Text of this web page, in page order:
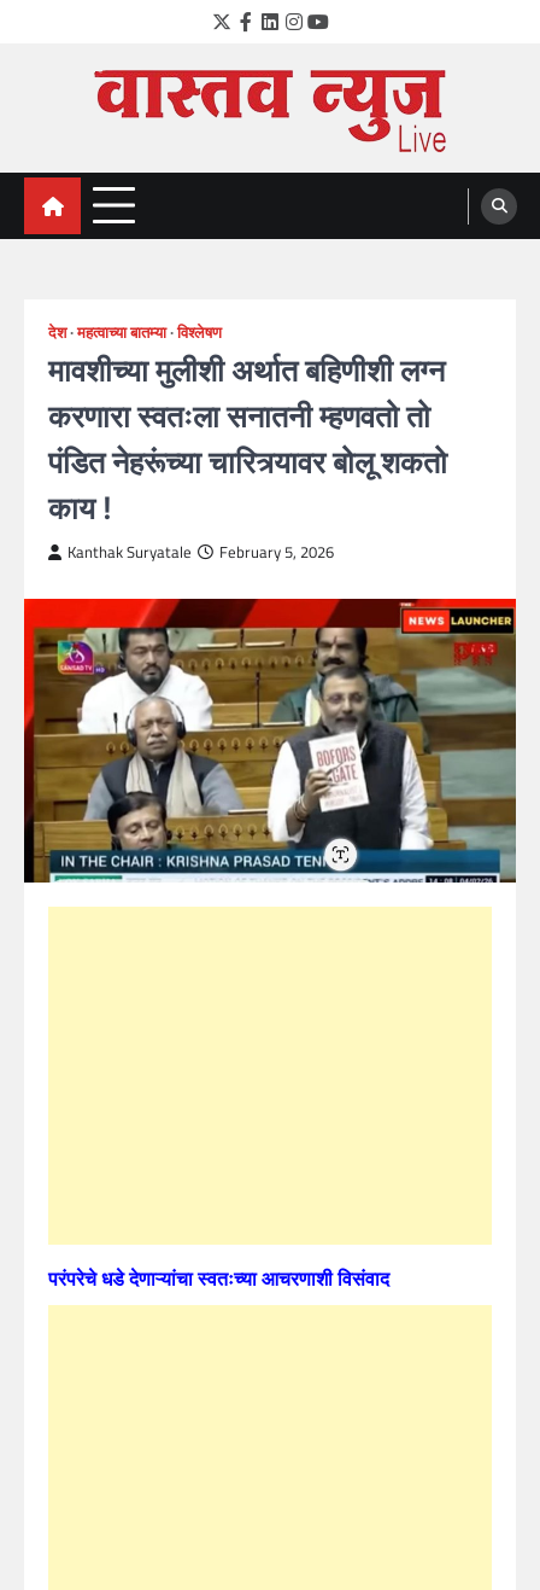
Twitter
Facebook
LinkedIn
Instagram
YouTube
VastavNEWSLive.com
a leading NEWS portal of Maharahstra
देश महत्वाच्या बातम्या विश्लेषण
मावशीच्या मुलीशी अर्थात बहिणीशी लग्न
करणारा स्वतःला सनातनी म्हणवतो तो
पंडित नेहरूंच्या चारित्र्यावर बोलू शकतो
काय !
Kanthak Suryatale February 5, 2026
परंपरेचे धडे देणाऱ्यांचा स्वतःच्या आचरणाशी विसंवाद